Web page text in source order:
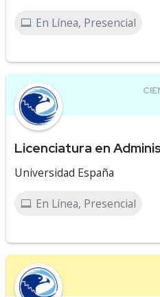
En Línea, Presencial
Licenciatura en
Universidad España
En Línea, Presencial